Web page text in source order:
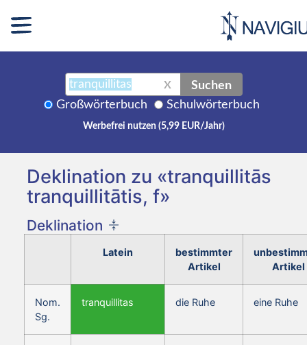
X Suchen
Großwörterbuch Schulwörterbuch
Werbefrei nutzen (5,99 EUR/Jahr)
Deklination zu «tranquillitās
tranquillitātis, f»
Deklination
Latein
bestimmter
Artikel
Artikel
Nom.
Sg.
tranquillitas die Ruhe eine Ruhe